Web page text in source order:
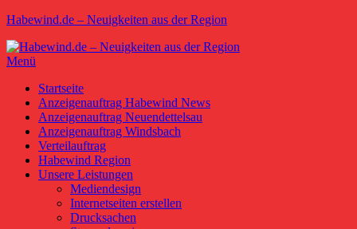
Zum
springen
Habewind.de – Neuigkeiten aus der Region
Menü
Primäres
Menü
Startseite
Anzeigenauftrag Habewind News
Anzeigenauftrag Neuendettelsau
Anzeigenauftrag Windsbach
Verteilauftrag
Habewind Region
Unsere Leistungen
Mediendesign
Internetseiten erstellen
Drucksachen